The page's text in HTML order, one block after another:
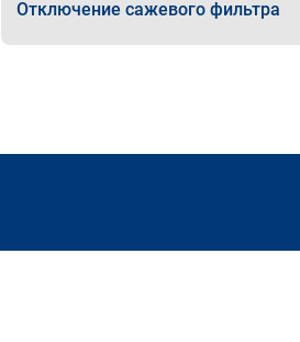
Отключение сажевого фильтра